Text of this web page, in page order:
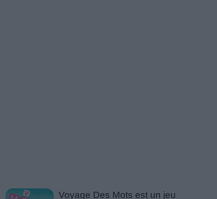
Voyage Des Mots est un jeu